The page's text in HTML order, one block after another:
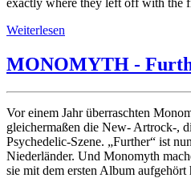
exactly where they left off with the
Weiterlesen
MONOMYTH -
Vor einem Jahr überraschten
gleichermaßen die New- Artrock-,
Psychedelic-Szene. „Further“ ist
Niederländer. Und Monomyth
sie mit dem ersten Album aufgehört